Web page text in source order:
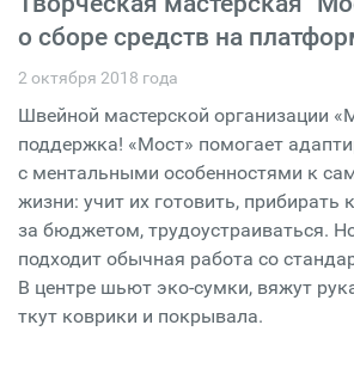
о сборе средств на
2 октября 2018 года
Швейной мастерской организации
поддержка! «Мост» помогает
с ментальными особенностями к
жизни: учит их готовить, прибирать
за бюджетом, трудоустраиваться.
подходит обычная работа со
В центре шьют эко-сумки, вяжут
ткут коврики и покрывала.